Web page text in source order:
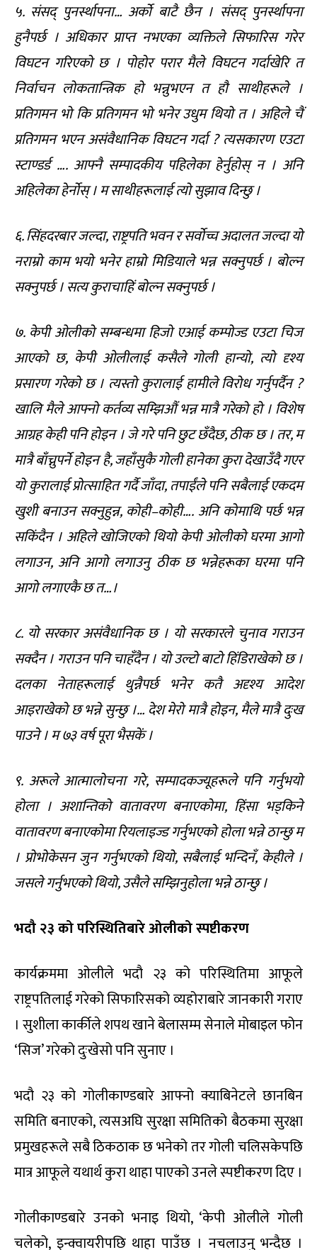
५. संसद् पुनर्स्थापना… अर्को बाटै छैन । संसद् पुनर्स्थापना
हुनैपर्छ । अधिकार प्राप्त नभएका व्यक्तिले सिफारिस गरेर
विघटन गरिएको छ । पोहोर परार मैले विघटन गर्दाखेरि त
निर्वाचन लोकतान्त्रिक हो भन्नुभएन त हौ साथीहरूले ।
प्रतिगमन भो कि प्रतिगमन भो भनेर उधुम थियो त । अहिले चैं
प्रतिगमन भएन असंवैधानिक विघटन गर्दा ? त्यसकारण एउटा
स्टाण्डर्ड …. आफ्नै सम्पादकीय पहिलेका हेर्नुहोस् न । अनि
अहिलेका हेर्नोस् । म साथीहरूलाई त्यो सुझाव दिन्छु ।
६. सिंहदरबार जल्दा, राष्ट्रपति भवन र सर्वोच्च अदालत जल्दा यो
नराम्रो काम भयो भनेर हाम्रो मिडियाले भन्न सक्नुपर्छ । बोल्न
सक्नुपर्छ । सत्य कुराचाहिं बोल्न सक्नुपर्छ ।
७. केपी ओलीको सम्बन्धमा हिजो एआई कम्पोज्ड एउटा चिज
आएको छ, केपी ओलीलाई कसैले गोली हान्यो, त्यो दृश्य
प्रसारण गरेको छ । त्यस्तो कुरालाई हामीले विरोध गर्नुपर्दैन ?
खालि मैले आफ्नो कर्तव्य सम्झिऔं भन्न मात्रै गरेको हो । विशेष
आग्रह केही पनि होइन । जे गरे पनि छुट छँदैछ, ठीक छ । तर, म
मात्रै बाँच्नुपर्ने होइन है, जहाँसुकै गोली हानेका कुरा देखाउँदै गएर
यो कुरालाई प्रोत्साहित गर्दै जाँदा, तपाईंले पनि सबैलाई एकदम
खुशी बनाउन सक्नुहुन्न, कोही–कोही…. अनि कोमाथि पर्छ भन्न
सकिंदैन । अहिले खोजिएको थियो केपी ओलीको घरमा आगो
लगाउन, अनि आगो लगाउनु ठीक छ भन्नेहरूका घरमा पनि
आगो लगाएकै छ त…।
८. यो सरकार असंवैधानिक छ । यो सरकारले चुनाव गराउन
सक्दैन । गराउन पनि चाहँदैन । यो उल्टो बाटो हिंडिराखेको छ ।
दलका नेताहरूलाई थुन्नैपर्छ भनेर कतै अदृश्य आदेश
आइराखेको छ भन्ने सुन्छु ।… देश मेरो मात्रै होइन, मैले मात्रै दुःख
पाउने । म ७३ वर्ष पूरा भैसकें ।
९. अरूले आत्मालोचना गरे, सम्पादकज्यूहरूले पनि गर्नुभयो
होला । अशान्तिको वातावरण बनाएकोमा, हिंसा भड्किने
वातावरण बनाएकोमा रियलाइज्ड गर्नुभएको होला भन्ने ठान्छु म
। प्रोभोकेसन जुन गर्नुभएको थियो, सबैलाई भन्दिनँ, केहीले ।
जसले गर्नुभएको थियो, उसैले सम्झिनुहोला भन्ने ठान्छु ।
भदौ २३ को परिस्थितिबारे ओलीको स्पष्टीकरण
कार्यक्रममा ओलीले भदौ २३ को परिस्थितिमा आफूले
राष्ट्रपतिलाई गरेको सिफारिसको व्यहोराबारे जानकारी गराए
। सुशीला कार्कीले शपथ खाने बेलासम्म सेनाले मोबाइल फोन
‘सिज’ गरेको दुःखेसो पनि सुनाए ।
भदौ २३ को गोलीकाण्डबारे आफ्नो क्याबिनेटले छानबिन
समिति बनाएको, त्यसअघि सुरक्षा समितिको बैठकमा सुरक्षा
प्रमुखहरूले सबै ठिकठाक छ भनेको तर गोली चलिसकेपछि
मात्र आफूले यथार्थ कुरा थाहा पाएको उनले स्पष्टीकरण दिए ।
गोलीकाण्डबारे उनको भनाइ थियो, ‘केपी ओलीले गोली
चलेको, इन्क्वायरीपछि थाहा पाउँछ । नचलाउनु भन्दैछ ।